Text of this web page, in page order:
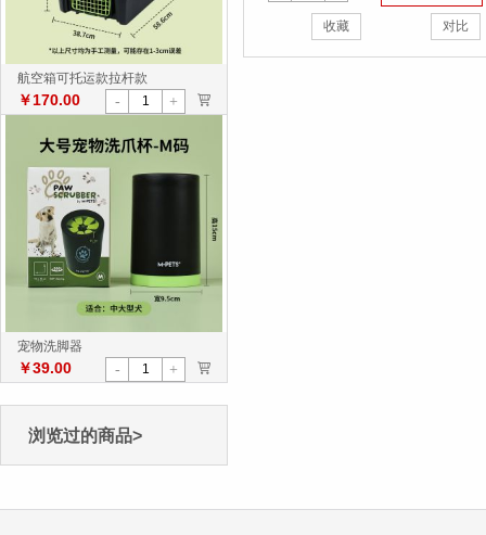
航空箱可托运款拉杆款
￥170.00 - + >
宠物洗脚器
￥39.00 - + >
浏览过的商品>
收藏 对比